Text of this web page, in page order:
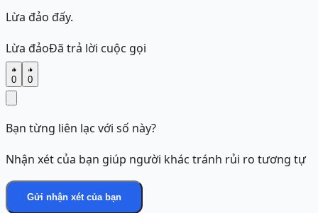
Lừa đảo đấy.
Lừa đảoĐã trả lời cuộc gọi
0 0
Bạn từng liên lạc với số này?
Nhận xét của bạn giúp người khác tránh rủi ro tương tự
Gửi nhận xét của bạn